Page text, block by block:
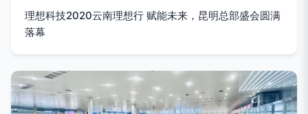
理想科技2020云南理想行 赋能未来，昆明总部盛会圆满
落幕